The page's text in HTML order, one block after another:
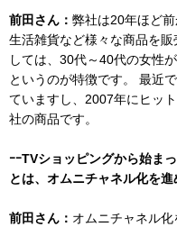
前田さん： 弊社は20年ほど
生活雑貨など様々な商品を
しては、30代～40代の女性
というのが特徴です。 最近
ていますし、2007年にヒッ
社の商品です。
ｰｰTVショッピングから始ま
とは、オムニチャネル化を進
前田さん： オムニチャネル